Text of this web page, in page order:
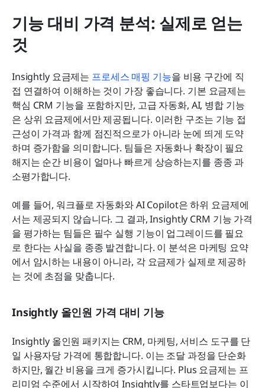
기능 대비 가격 분석: 실제로 얻는
것
Insightly 요금제는 프로세스 매핑 기능을 비용 구간에 직
접 연결하여 이해하는 것이 가장 좋습니다. 기본 요금제는
핵심 CRM 기능을 포함하지만, 고급 자동화, AI, 병합 기능
은 상위 요금제에서만 제공됩니다. 이러한 구조는 기능 접
근성이 가격과 함께 점진적으로가 아니라 눈에 띄게 도약
하며 증가함을 의미합니다. 팀들은 자동화나 확장이 필요
해지는 순간 비용이 얼마나 빠르게 상승하는지를 종종 과
소평가합니다.
예를 들어, 워크플로 자동화와 AI Copilot은 하위 요금제에
서는 제공되지 않습니다. 그 결과, Insightly CRM 기능 가격
을 평가하는 팀들은 필수 실행 기능이 업그레이드를 필요
로 한다는 사실을 종종 발견합니다. 이 분석은 마케팅 요약
에서 암시하는 내용이 아니라, 각 요금제가 실제로 제공하
는 것에 초점을 맞춥니다.
Insightly 올인원 가격 대비 기능
Insightly 올인원 패키지는 CRM, 마케팅, 서비스 도구를 단
일 사용자당 가격에 통합합니다. 이는 조달 과정을 단순화
하지만, 월간 비용을 크게 증가시킵니다. Plus 요금제는 프
리미엄 수준에서 시작하여 Insightly를 스타트업보다는 이